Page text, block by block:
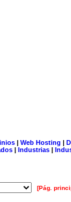
| Web Hosting |
| Industrias |
[Pág.